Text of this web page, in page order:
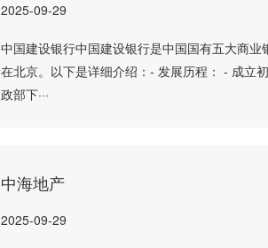
2025-09-29
中国建设银行中国建设银行是中国国有五大商
在北京。以下是详细介绍：- 发展历程： - 成立
政部下···
中海地产
2025-09-29